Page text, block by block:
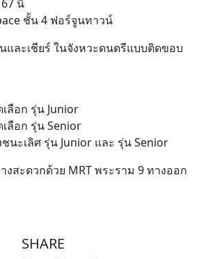
นี้
ชั้น 4 ฟอร์จูนทาวน์
และเชียร์ ในจังหวะดนตรีแบบติดขอบ
ลือก รุ่น Junior
ลือก รุ่น Senior
นะเลิศ รุ่น Junior และ รุ่น Senior
สะดวกด้วย MRT พระราม 9 ทางออก
SHARE